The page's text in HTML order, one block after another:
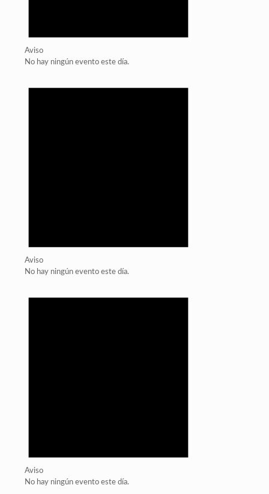
Aviso
No hay ningún evento este día.
Aviso
No hay ningún evento este día.
Aviso
No hay ningún evento este día.